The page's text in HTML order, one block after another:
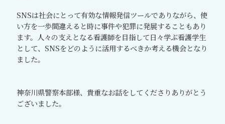
SNSは社会にとって有効な情報発信ツールでありながら、使
い方を一歩間違えると時に事件や犯罪に発展することもあり
ます。人々の支えとなる看護師を目指して日々学ぶ看護学生
として、 SNSをどのように活用するべきか考える機会となり
ました。
神奈川県警察本部様、貴重なお話をしてくださりありがとう
ございました。